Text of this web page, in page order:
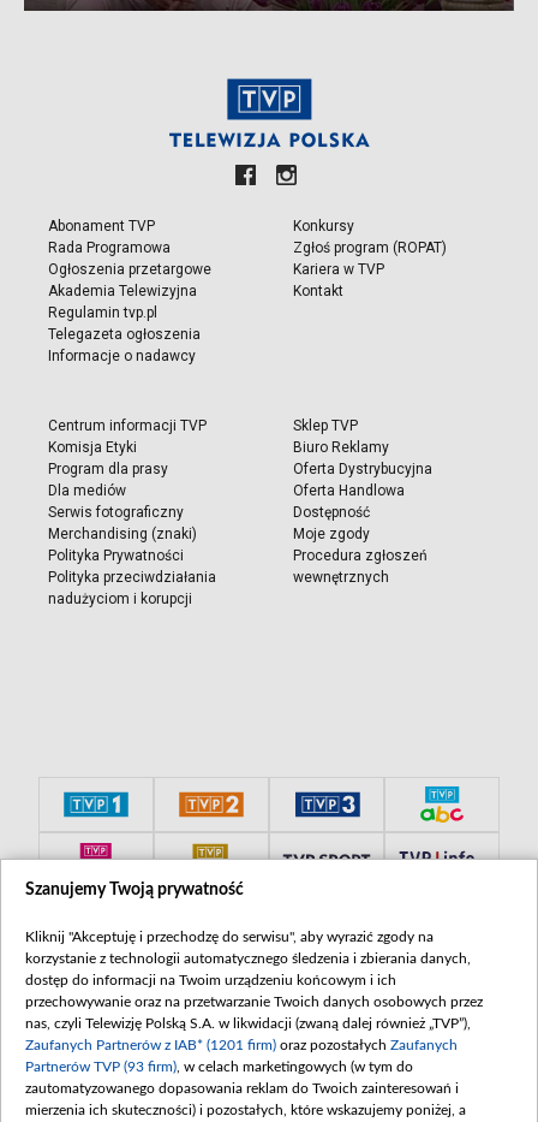
Abonament TVP
Rada Programowa
Ogłoszenia przetargowe
Akademia Telewizyjna
Regulamin tvp.pl
Telegazeta ogłoszenia
Informacje o nadawcy
Konkursy
Zgłoś program (ROPAT)
Kariera w TVP
Kontakt
Centrum informacji TVP
Komisja Etyki
Program dla prasy
Dla mediów
Serwis fotograficzny
Merchandising (znaki)
Polityka Prywatności
Polityka przeciwdziałania
nadużyciom i korupcji
Sklep TVP
Biuro Reklamy
Oferta Dystrybucyjna
Oferta Handlowa
Dostępność
Moje zgody
Procedura zgłoszeń
wewnętrznych
Szanujemy Twoją prywatność
Kliknij "Akceptuję i przechodzę do serwisu", aby wyrazić zgody na
korzystanie z technologii automatycznego śledzenia i zbierania danych,
dostęp do informacji na Twoim urządzeniu końcowym i ich
przechowywanie oraz na przetwarzanie Twoich danych osobowych przez
nas, czyli Telewizję Polską S.A. w likwidacji (zwaną dalej również „TVP”),
Zaufanych Partnerów z IAB* (1201 firm) oraz pozostałych Zaufanych
Partnerów TVP (93 firm) , w celach marketingowych (w tym do
zautomatyzowanego dopasowania reklam do Twoich zainteresowań i
mierzenia ich skuteczności) i pozostałych, które wskazujemy poniżej, a